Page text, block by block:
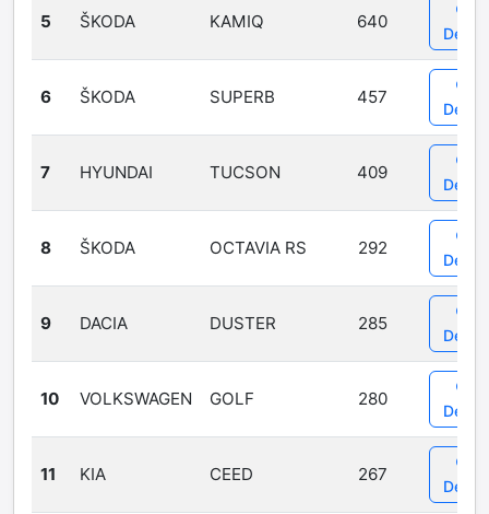
5 ŠKODA KAMIQ 640
Detail
6 ŠKODA SUPERB 457
Detail
7 HYUNDAI TUCSON 409
Detail
8 ŠKODA OCTAVIA RS 292
Detail
9 DACIA DUSTER 285
Detail
10 VOLKSWAGEN GOLF 280
Detail
11 KIA CEED 267
Detail